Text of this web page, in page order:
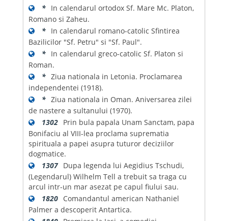
* In calendarul ortodox Sf. Mare Mc. Platon,
Romano si Zaheu.
* In calendarul romano-catolic Sfintirea
Bazilicilor "Sf. Petru" si "Sf. Paul".
* In calendarul greco-catolic Sf. Platon si
Roman.
* Ziua nationala in Letonia. Proclamarea
independentei (1918).
* Ziua nationala in Oman. Aniversarea zilei
de nastere a sultanului (1970).
1302 Prin bula papala Unam Sanctam, papa
Bonifaciu al VIII-lea proclama suprematia
spirituala a papei asupra tuturor deciziilor
dogmatice.
1307 Dupa legenda lui Aegidius Tschudi,
(Legendarul) Wilhelm Tell a trebuit sa traga cu
arcul intr-un mar asezat pe capul fiului sau.
1820 Comandantul american Nathaniel
Palmer a descoperit Antartica.